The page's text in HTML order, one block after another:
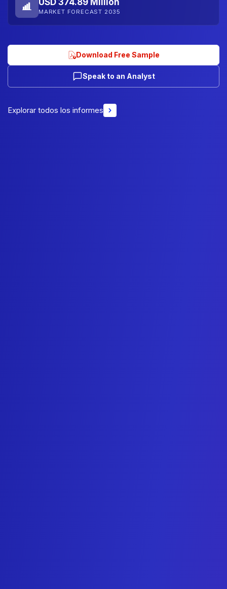
USD 374.89 Million
MARKET FORECAST 2035
Download Free Sample
Speak to an Analyst
Explorar todos los informes